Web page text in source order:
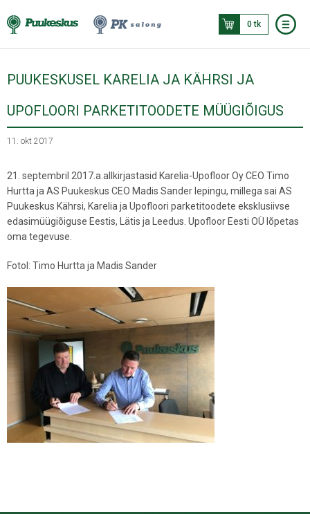
0 tk
PUUKESKUSEL KARELIA JA KÄHRSI JA
UPOFLOORI PARKETITOODETE MÜÜGIÕIGUS
11. okt 2017
21. septembril 2017.a.allkirjastasid Karelia-Upofloor Oy CEO Timo
Hurtta ja AS Puukeskus CEO Madis Sander lepingu, millega sai AS
Puukeskus Kährsi, Karelia ja Upofloori parketitoodete eksklusiivse
edasimüügiõiguse Eestis, Lätis ja Leedus. Upofloor Eesti OÜ lõpetas
oma tegevuse.
Fotol: Timo Hurtta ja Madis Sander